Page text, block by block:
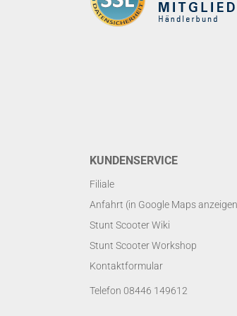
KUNDENSERVICE
Filiale
Anfahrt (in Google Maps
Stunt Scooter Wiki
Stunt Scooter Workshop
Kontaktformular
Telefon 08446 149612